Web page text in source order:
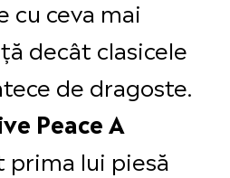
cu ceva mai
decât clasicele
de dragoste.
Peace A
prima lui piesă